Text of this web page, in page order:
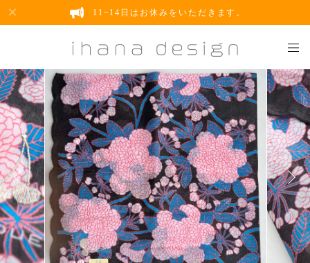
11~14日はお休みをいただきます。